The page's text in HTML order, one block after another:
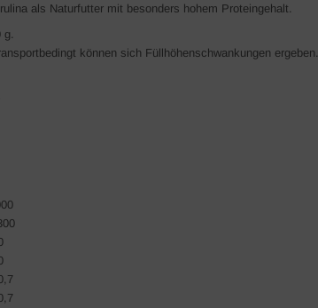
als Naturfutter mit besonders hohem Proteingehalt.
g.
können sich Füllhöhenschwankungen ergeben.